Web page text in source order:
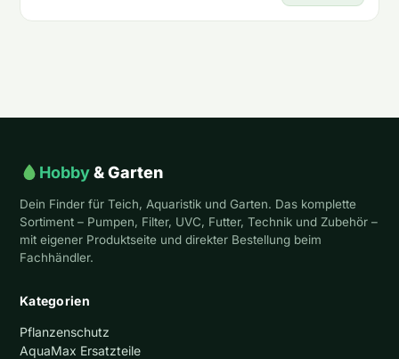
Hobby& Garten
Dein Finder für Teich, Aquaristik und Garten. Das komplette
Sortiment – Pumpen, Filter, UVC, Futter, Technik und Zubehör –
mit eigener Produktseite und direkter Bestellung beim
Fachhändler.
Kategorien
Pflanzenschutz
AquaMax Ersatzteile